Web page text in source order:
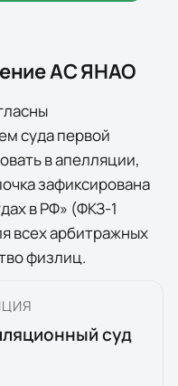
АС ЯНАО
суда первой
в апелляции,
зафиксирована
в РФ» (ФКЗ-1
всех арбитражных
физлиц.
суд